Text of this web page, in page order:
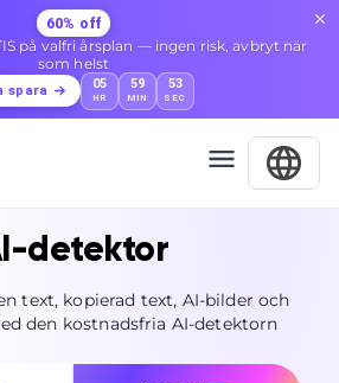
60% off
på valfri årsplan — ingen risk, avbryt när
som helst
spara 05
HR
59
MIN
52
SEC
detektor
text, kopierad text, AI-bilder och
den kostnadsfria AI-detektorn